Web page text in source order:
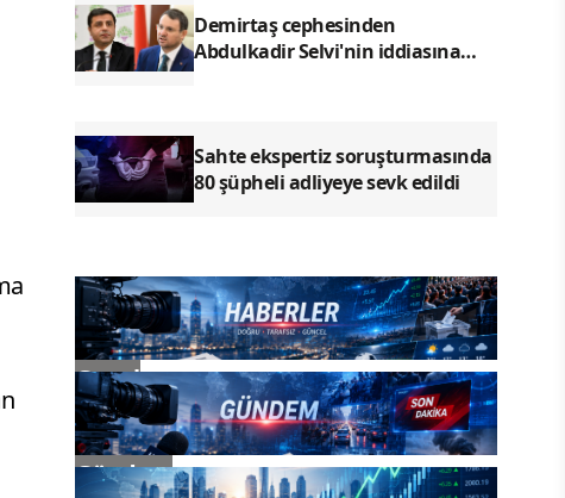
Demirtaş cephesinden
Abdulkadir Selvi'nin iddiasına
Sahte ekspertiz soruşturmasında
80 şüpheli adliyeye sevk edildi
Genel
Gündem